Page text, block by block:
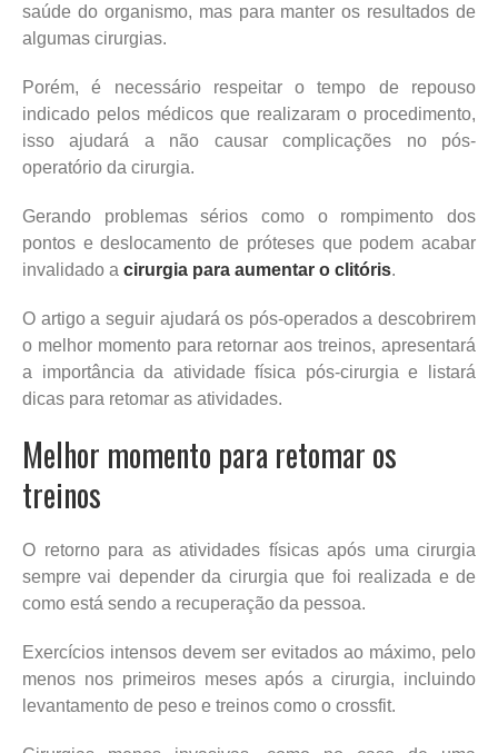
saúde do organismo, mas para manter os resultados de
algumas cirurgias.
Porém, é necessário respeitar o tempo de repouso
indicado pelos médicos que realizaram o procedimento,
isso ajudará a não causar complicações no pós-
operatório da cirurgia.
Gerando problemas sérios como o rompimento dos
pontos e deslocamento de próteses que podem acabar
invalidado a cirurgia para aumentar o clitóris.
O artigo a seguir ajudará os pós-operados a descobrirem
o melhor momento para retornar aos treinos, apresentará
a importância da atividade física pós-cirurgia e listará
dicas para retomar as atividades.
Melhor momento para retomar os
treinos
O retorno para as atividades físicas após uma cirurgia
sempre vai depender da cirurgia que foi realizada e de
como está sendo a recuperação da pessoa.
Exercícios intensos devem ser evitados ao máximo, pelo
menos nos primeiros meses após a cirurgia, incluindo
levantamento de peso e treinos como o crossfit.